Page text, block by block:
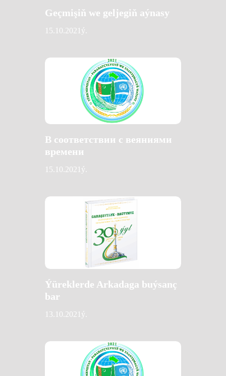
Geçmişiň we geljegiň aýnasy
15.10.2021ý.
В соответствии с веяниями
времени
15.10.2021ý.
Ýüreklerde Arkadaga buýsanç
bar
13.10.2021ý.